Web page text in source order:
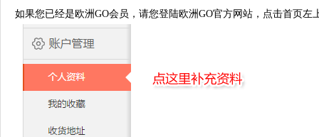
如果您已经是欧洲GO会员，请您登陆欧洲GO官方网站，点击首页左